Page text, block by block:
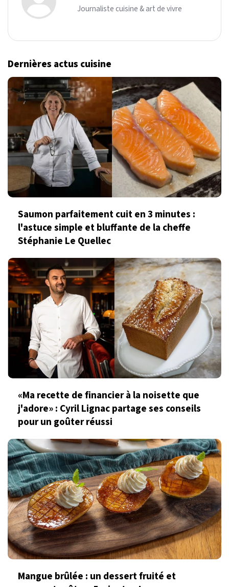
Journaliste cuisine & art de vivre
Dernières actus cuisine
Saumon parfaitement cuit en 3 minutes :
l'astuce simple et bluffante de la cheffe
Stéphanie Le Quellec
«Ma recette de financier à la noisette que
j'adore» : Cyril Lignac partage ses conseils
pour un goûter réussi
Mangue brûlée : un dessert fruité et